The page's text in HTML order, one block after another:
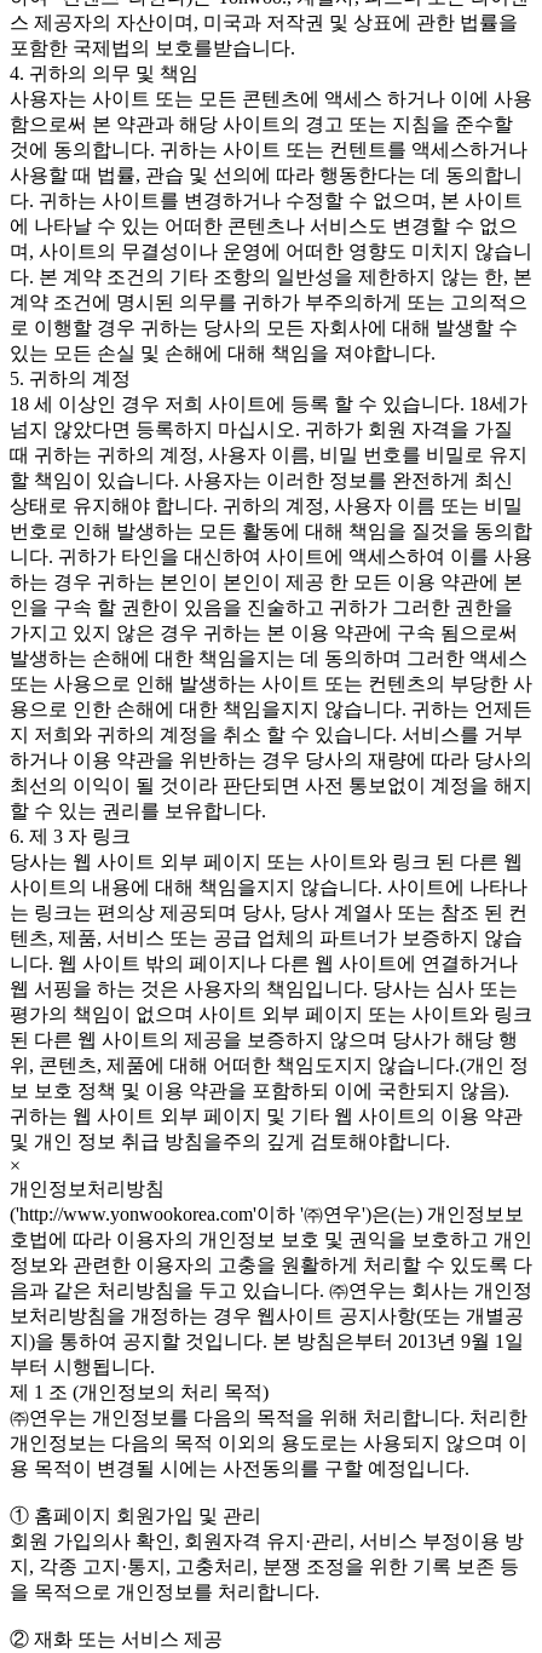
스 제공자의 자산이며, 미국과 저작권 및 상표에 관한 법률을
포함한 국제법의 보호를받습니다.
4. 귀하의 의무 및 책임
사용자는 사이트 또는 모든 콘텐츠에 액세스 하거나 이에 사용
함으로써 본 약관과 해당 사이트의 경고 또는 지침을 준수할
것에 동의합니다. 귀하는 사이트 또는 컨텐트를 액세스하거나
사용할 때 법률, 관습 및 선의에 따라 행동한다는 데 동의합니
다. 귀하는 사이트를 변경하거나 수정할 수 없으며, 본 사이트
에 나타날 수 있는 어떠한 콘텐츠나 서비스도 변경할 수 없으
며, 사이트의 무결성이나 운영에 어떠한 영향도 미치지 않습니
다. 본 계약 조건의 기타 조항의 일반성을 제한하지 않는 한, 본
계약 조건에 명시된 의무를 귀하가 부주의하게 또는 고의적으
로 이행할 경우 귀하는 당사의 모든 자회사에 대해 발생할 수
있는 모든 손실 및 손해에 대해 책임을 져야합니다.
5. 귀하의 계정
18 세 이상인 경우 저희 사이트에 등록 할 수 있습니다. 18세가
넘지 않았다면 등록하지 마십시오. 귀하가 회원 자격을 가질
때 귀하는 귀하의 계정, 사용자 이름, 비밀 번호를 비밀로 유지
할 책임이 있습니다. 사용자는 이러한 정보를 완전하게 최신
상태로 유지해야 합니다. 귀하의 계정, 사용자 이름 또는 비밀
번호로 인해 발생하는 모든 활동에 대해 책임을 질것을 동의합
니다. 귀하가 타인을 대신하여 사이트에 액세스하여 이를 사용
하는 경우 귀하는 본인이 본인이 제공 한 모든 이용 약관에 본
인을 구속 할 권한이 있음을 진술하고 귀하가 그러한 권한을
가지고 있지 않은 경우 귀하는 본 이용 약관에 구속 됨으로써
발생하는 손해에 대한 책임을지는 데 동의하며 그러한 액세스
또는 사용으로 인해 발생하는 사이트 또는 컨텐츠의 부당한 사
용으로 인한 손해에 대한 책임을지지 않습니다. 귀하는 언제든
지 저희와 귀하의 계정을 취소 할 수 있습니다. 서비스를 거부
하거나 이용 약관을 위반하는 경우 당사의 재량에 따라 당사의
최선의 이익이 될 것이라 판단되면 사전 통보없이 계정을 해지
할 수 있는 권리를 보유합니다.
6. 제 3 자 링크
당사는 웹 사이트 외부 페이지 또는 사이트와 링크 된 다른 웹
사이트의 내용에 대해 책임을지지 않습니다. 사이트에 나타나
는 링크는 편의상 제공되며 당사, 당사 계열사 또는 참조 된 컨
텐츠, 제품, 서비스 또는 공급 업체의 파트너가 보증하지 않습
니다. 웹 사이트 밖의 페이지나 다른 웹 사이트에 연결하거나
웹 서핑을 하는 것은 사용자의 책임입니다. 당사는 심사 또는
평가의 책임이 없으며 사이트 외부 페이지 또는 사이트와 링크
된 다른 웹 사이트의 제공을 보증하지 않으며 당사가 해당 행
위, 콘텐츠, 제품에 대해 어떠한 책임도지지 않습니다.(개인 정
보 보호 정책 및 이용 약관을 포함하되 이에 국한되지 않음).
귀하는 웹 사이트 외부 페이지 및 기타 웹 사이트의 이용 약관
및 개인 정보 취급 방침을주의 깊게 검토해야합니다.
×
개인정보처리방침
('http://www.yonwookorea.com'이하 '㈜연우')은(는) 개인정보보
호법에 따라 이용자의 개인정보 보호 및 권익을 보호하고 개인
정보와 관련한 이용자의 고충을 원활하게 처리할 수 있도록 다
음과 같은 처리방침을 두고 있습니다. ㈜연우는 회사는 개인정
보처리방침을 개정하는 경우 웹사이트 공지사항(또는 개별공
지)을 통하여 공지할 것입니다. 본 방침은부터 2013년 9월 1일
부터 시행됩니다.
제 1 조 (개인정보의 처리 목적)
㈜연우는 개인정보를 다음의 목적을 위해 처리합니다. 처리한
개인정보는 다음의 목적 이외의 용도로는 사용되지 않으며 이
용 목적이 변경될 시에는 사전동의를 구할 예정입니다.
① 홈페이지 회원가입 및 관리
회원 가입의사 확인, 회원자격 유지·관리, 서비스 부정이용 방
지, 각종 고지·통지, 고충처리, 분쟁 조정을 위한 기록 보존 등
을 목적으로 개인정보를 처리합니다.
② 재화 또는 서비스 제공